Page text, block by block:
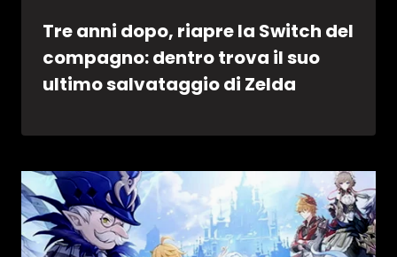
Tre anni dopo, riapre la Switch del
compagno: dentro trova il suo
ultimo salvataggio di Zelda